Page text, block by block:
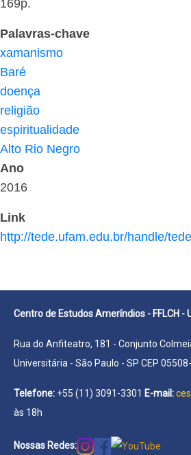
169p.
Palavras-chave
xamanismo
Baré
doença
religião
espiritualidade
Alto Rio Negro
Ano
2016
Link
http://tede.ufam.edu.br/handle/
Centro de Estudos Ameríndios - FFLCH -
Rua do Anfiteatro, 181 - Conjunto
Universitária - São Paulo - SP CEP
Telefone: +55 (11) 3091-3301 E-mail:
às 18h
Nossas Redes: